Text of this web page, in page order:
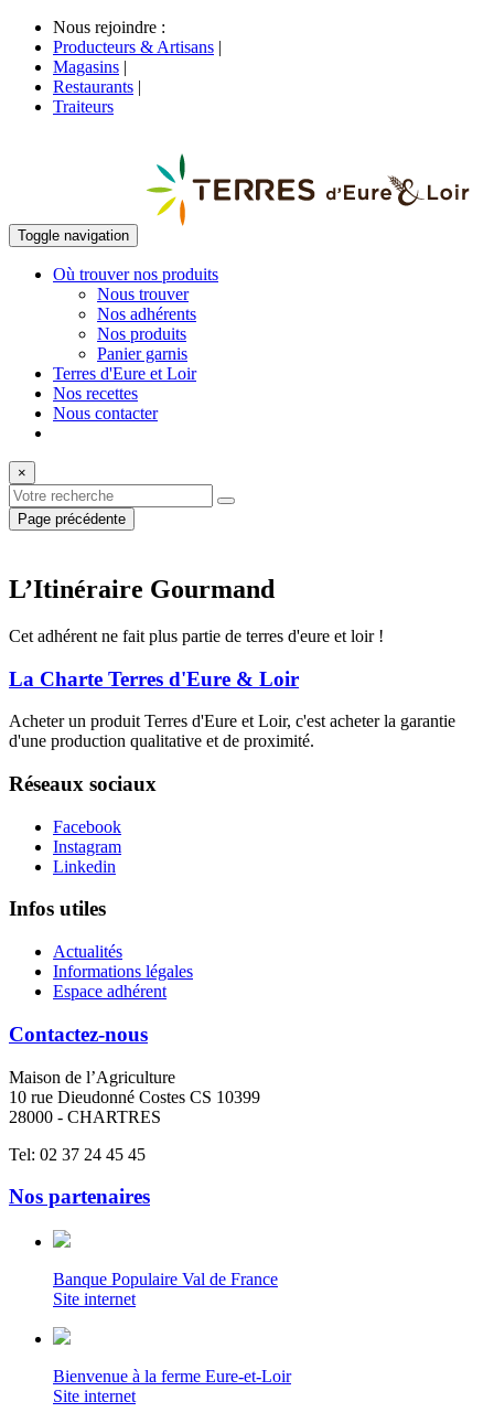
Nous rejoindre :
Producteurs & Artisans |
Magasins |
Restaurants |
Traiteurs
Toggle navigation
Où trouver nos produits
Nous trouver
Nos adhérents
Nos produits
Panier garnis
Terres d'Eure et Loir
Nos recettes
Nous contacter
×
Page précédente
L’Itinéraire Gourmand
Cet adhérent ne fait plus partie de terres d'eure et loir !
La Charte Terres d'Eure & Loir
Acheter un produit Terres d'Eure et Loir, c'est acheter la garantie
d'une production qualitative et de proximité.
Réseaux sociaux
Facebook
Instagram
Linkedin
Infos utiles
Actualités
Informations légales
Espace adhérent
Contactez-nous
Maison de l’Agriculture
10 rue Dieudonné Costes CS 10399
28000 - CHARTRES
Tel: 02 37 24 45 45
Nos partenaires
Banque Populaire Val de France
Site internet
Bienvenue à la ferme Eure-et-Loir
Site internet